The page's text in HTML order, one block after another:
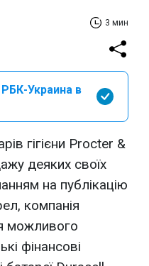
3 мин
РБК-Украина в
гігієни Procter &
деяких своїх
на публікацію
компанія
можливого
фінансові